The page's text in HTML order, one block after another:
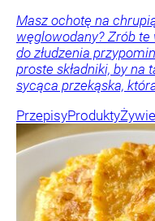
Masz ochotę na
węglowodany? Zrób
do złudzenia
proste składniki, by na
sycąca przekąska,
PrzepisyProdukty